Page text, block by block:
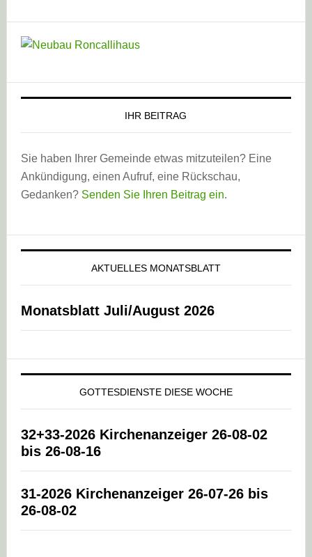
IHR BEITRAG
Sie haben Ihrer Gemeinde etwas mitzuteilen? Eine
Ankündigung, einen Aufruf, eine Rückschau,
Gedanken? Senden Sie Ihren Beitrag ein.
AKTUELLES MONATSBLATT
Monatsblatt Juli/August 2026
GOTTESDIENSTE DIESE WOCHE
32+33-2026 Kirchenanzeiger 26-08-02
bis 26-08-16
31-2026 Kirchenanzeiger 26-07-26 bis
26-08-02